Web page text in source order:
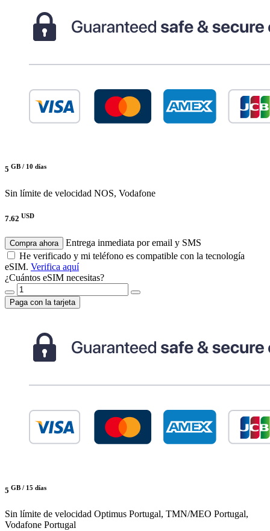
5 GB / 10 días
Sin límite de velocidad NOS, Vodafone
7.62 USD
Compra ahora
Entrega inmediata por email y SMS
He verificado y mi teléfono es compatible con la tecnología
eSIM. Verifica aquí
¿Cuántos eSIM necesitas?
Paga con la tarjeta
5 GB / 15 días
Sin límite de velocidad Optimus Portugal, TMN/MEO Portugal,
Vodafone Portugal